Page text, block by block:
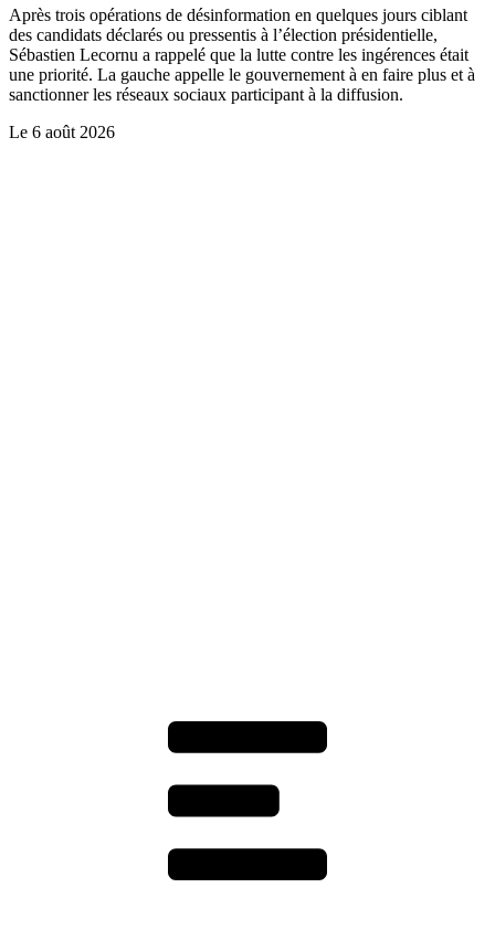
Après trois opérations de désinformation en quelques jours ciblant
des candidats déclarés ou pressentis à l’élection présidentielle,
Sébastien Lecornu a rappelé que la lutte contre les ingérences était
une priorité. La gauche appelle le gouvernement à en faire plus et à
sanctionner les réseaux sociaux participant à la diffusion.
Le 6 août 2026